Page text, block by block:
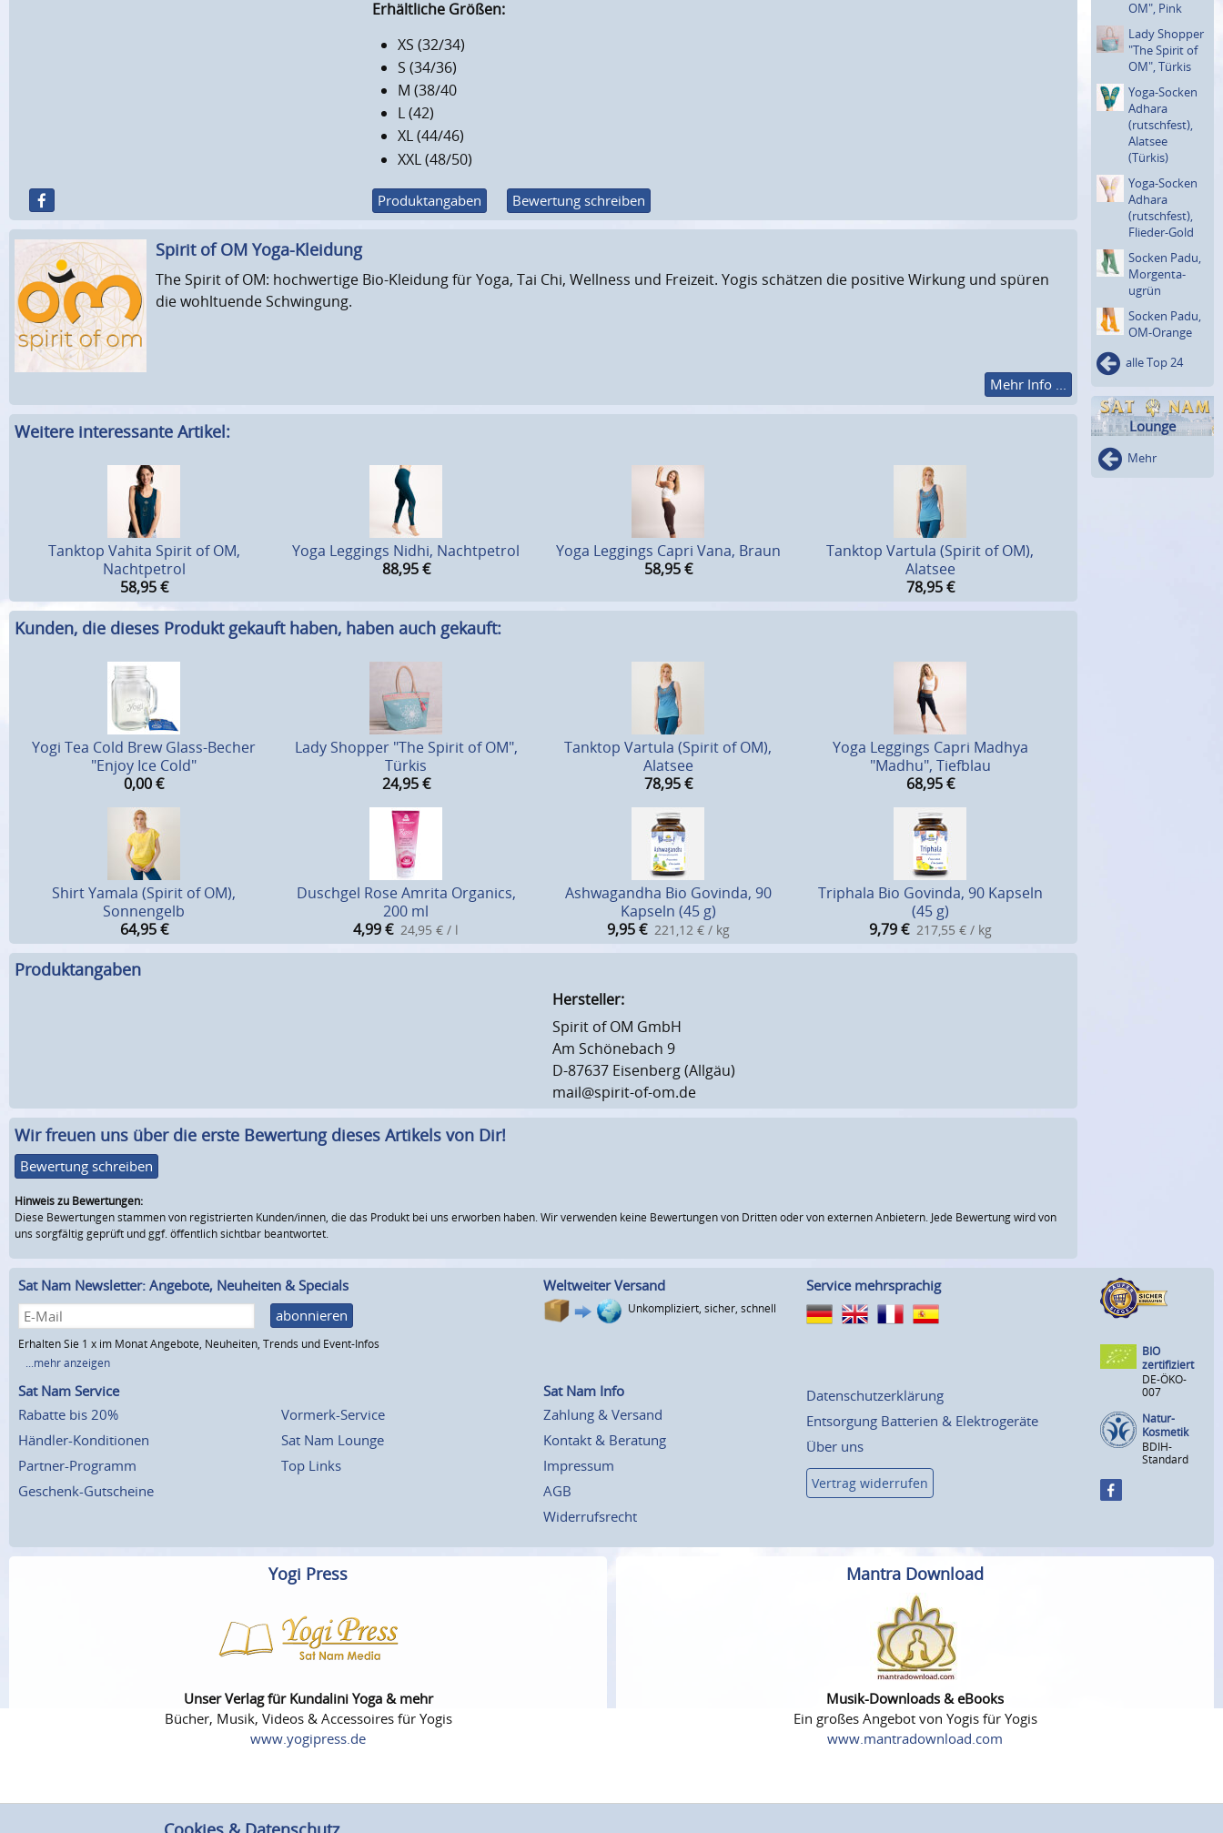
Erhältliche Größen:
XS (32/34)
S (34/36)
M (38/40
L (42)
XL (44/46)
XXL (48/50)
Produktangaben Bewertung schreiben
Spirit of OM Yoga-Kleidung
The Spirit of OM: hochwertige Bio-Kleidung für Yoga, Tai Chi, Wellness und Freizeit. Yogis schätzen die positive Wirkung und spüren
die wohltuende Schwingung.
Mehr Info ...
Weitere interessante Artikel:
Tanktop Vahita Spirit of OM,
Nachtpetrol
58,95 €
Yoga Leggings Nidhi, Nachtpetrol
88,95 €
Yoga Leggings Capri Vana, Braun
58,95 €
Tanktop Vartula (Spirit of OM),
Alatsee
78,95 €
Kunden, die dieses Produkt gekauft haben, haben auch gekauft:
Yogi Tea Cold Brew Glass-Becher
"Enjoy Ice Cold"
0,00€
Lady Shopper "The Spirit of OM",
Türkis
24,95 €
Tanktop Vartula (Spirit of OM),
Alatsee
78,95 €
Yoga Leggings Capri Madhya
"Madhu", Tiefblau
68,95 €
Shirt Yamala (Spirit of OM),
Sonnengelb
64,95 €
Duschgel Rose Amrita Organics,
200 ml
4,99€ 24,95 € / l
Ashwagandha Bio Govinda, 90
Kapseln (45 g)
9,95 € 221,12 € / kg
Triphala Bio Govinda, 90 Kapseln
(45 g)
9,79 € 217,55 € / kg
Produktangaben
Hersteller:
Spirit of OM GmbH
Am Schönebach 9
D-87637 Eisenberg (Allgäu)
mail@spirit-of-om.de
Wir freuen uns über die erste Bewertung dieses Artikels von Dir!
Bewertung schreiben
Hinweis zu Bewertungen:
Diese Bewertungen stammen von registrierten Kunden/innen, die das Produkt bei uns erworben haben. Wir verwenden keine Bewertungen von Dritten oder von externen Anbietern. Jede Bewertung wird von
uns sorgfältig geprüft und ggf. öffentlich sichtbar beantwortet.
OM", Pink
Lady Shopper
"The Spirit of
OM", Türkis
Yoga-Socken
Adhara
(rutsch­fest),
Alatsee
(Türkis)
Yoga-Socken
Adhara
(rutsch­fest),
Flieder-Gold
Socken Padu,
Morgenta­
ugrün
Socken Padu,
OM-Orange
alle Top 24
Lounge
Mehr
Sat Nam Newsletter: Angebote, Neuheiten & Specials
abonnieren
Erhalten Sie 1 x im Monat Angebote, Neuheiten, Trends und Event-Infos
...mehr anzeigen
Weltweiter Versand
Unkompliziert, sicher, schnell
Service mehrsprachig
Sat Nam Service
Rabatte bis 20%
Händler-Konditionen
Partner-Programm
Geschenk-Gutscheine
Vormerk-Service
Sat Nam Lounge
Top Links
Sat Nam Info
Zahlung & Versand
Kontakt & Beratung
Impressum
AGB
Widerrufsrecht
Datenschutzerklärung
Entsorgung Batterien & Elektrogeräte
Über uns
Vertrag widerrufen
BIO
zertifiziert
DE-ÖKO-
007
Natur-
Kosmetik
BDIH-
Standard
Yogi Press
Unser Verlag für Kundalini Yoga & mehr
Bücher, Musik, Videos & Accessoires für Yogis
www.yogipress.de
Mantra Download
Musik-Downloads & eBooks
Ein großes Angebot von Yogis für Yogis
www.mantradownload.com